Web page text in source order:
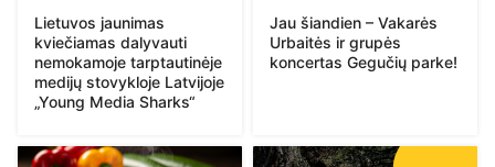
Lietuvos jaunimas
kviečiamas dalyvauti
nemokamoje tarptautinėje
medijų stovykloje Latvijoje
„Young Media Sharks“
Jau šiandien – Vakarės
Urbaitės ir grupės
koncertas Gegučių parke!